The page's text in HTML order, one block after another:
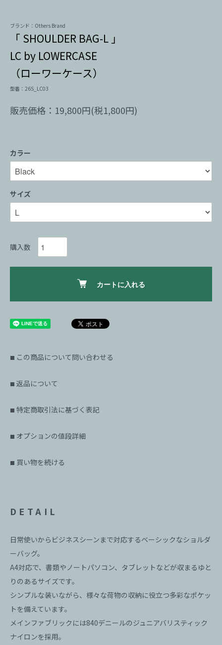
ブランド：Others Brand
「 SHOULDER BAG-L 」
LC by LOWERCASE
（ローワーケース）
型番：26S_LC03
販売価格：19,800円(税1,800円)
カラー
サイズ
購入数
カートに入れる
■ この商品について問い合わせる
■ 返品について
■ 特定商取引法に基づく表記
■ オプションの値段詳細
■ 買い物を続ける
DETAIL
日常使いからビジネスシーンまで対応するベーシックなショルダ
ーバッグ。
A4対応で、書類やノートパソコン、タブレットなどが収まるゆと
りのあるサイズです。
シンプルな装いながら、様々な荷物の収納に役立つ多彩なポケッ
トを備えています。
メインファブリックには840デニールのジュニアバリスティック
ナイロンを採用。